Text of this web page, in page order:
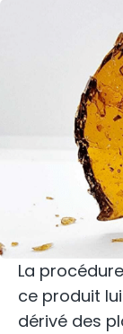
La
ce produit
dérivé des